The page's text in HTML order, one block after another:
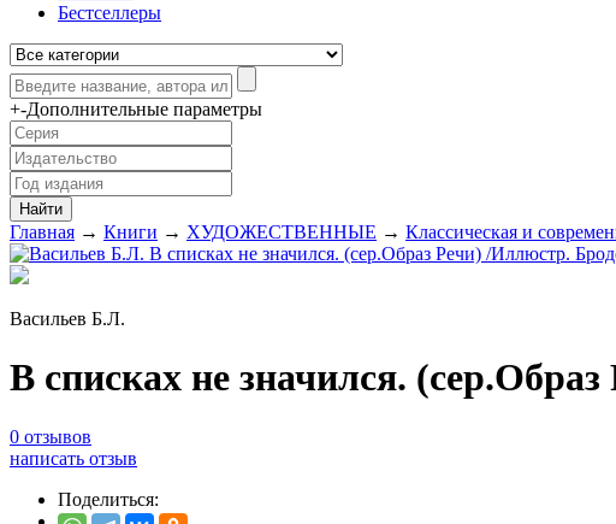
Бестселлеры
+-Дополнительные параметры
Главная → Книги → ХУДОЖЕСТВЕННЫЕ → Классическая и
Васильев Б.Л.
В списках не значился.
0 отзывов
написать отзыв
Поделиться: